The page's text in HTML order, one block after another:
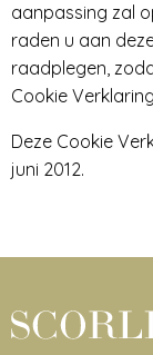
aanpassing zal
raden u aan
raadplegen,
Cookie
Deze Cookie
juni 2012.